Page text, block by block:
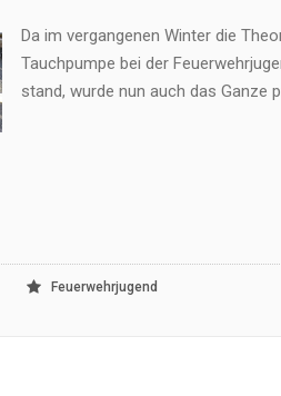
Da im vergangenen Winter die
Tauchpumpe bei der
stand, wurde nun auch das Ganze
Feuerwehrjugend